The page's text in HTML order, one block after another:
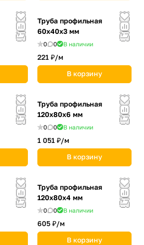
Труба профильная
60х40х3 мм
0 0 В наличии
221 ₽/м
В корзину
Труба профильная
120х80х6 мм
0 0 В наличии
1 051 ₽/м
В корзину
Труба профильная
120х80х4 мм
0 0 В наличии
605 ₽/м
В корзину